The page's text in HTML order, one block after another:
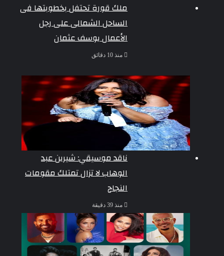
ملك قورة تحتفل بخطوبتها فى
الساحل الشمالى على رجل
الأعمال يوسف عثمان
منذ 10 دقائق
ناقد موسيقي: شيرين عبد
الوهاب لا تزال تمتلك مقومات
النجاح
منذ 39 دقيقة